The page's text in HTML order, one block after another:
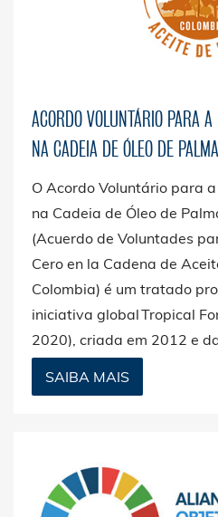
ACORDO VOLUNTÁRIO PARA A
NA CADEIA DE ÓLEO DE
O Acordo Voluntário para
na Cadeia de Óleo de
(Acuerdo de Voluntades
Cero en la Cadena de
Colombia) é um tratado
iniciativa global Tropical
2020), criada em 2012 e
colombiano faz parte
a desflorestação associada
da Ara, somos signatários
2021.
SAIBA MAIS